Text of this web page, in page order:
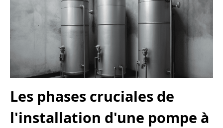
Les phases cruciales de
l'installation d'une pompe à